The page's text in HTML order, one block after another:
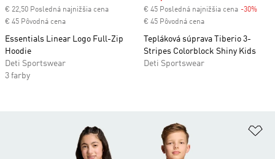
€ 22,50 Posledná najnižšia cena
€ 45 Pôvodná cena
Essentials Linear Logo Full-Zip
Hoodie
Deti Sportswear
3 farby
€ 45 Posledná najnižšia cena -30%
€ 45 Pôvodná cena
Tepláková súprava Tiberio 3-
Stripes Colorblock Shiny Kids
Deti Sportswear